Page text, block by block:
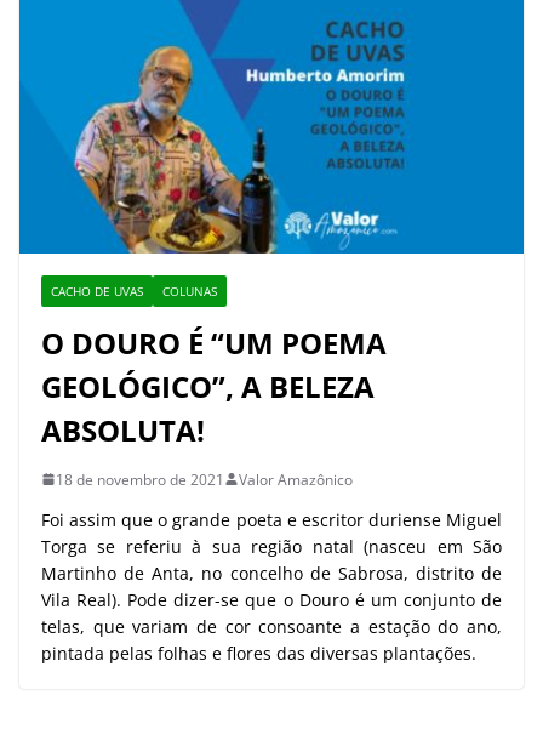
CACHO DE UVAS COLUNAS
O DOURO É “UM POEMA
GEOLÓGICO”, A BELEZA
ABSOLUTA!
18 de novembro de 2021 Valor Amazônico
Foi assim que o grande poeta e escritor duriense Miguel
Torga se referiu à sua região natal (nasceu em São
Martinho de Anta, no concelho de Sabrosa, distrito de
Vila Real). Pode dizer-se que o Douro é um conjunto de
telas, que variam de cor consoante a estação do ano,
pintada pelas folhas e flores das diversas plantações.